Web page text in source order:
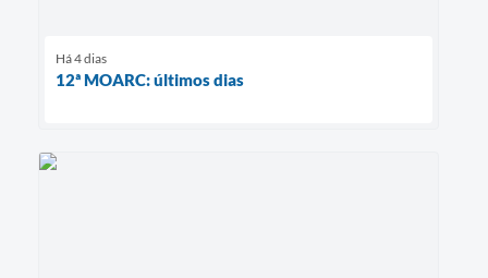
Há 4 dias
12ª MOARC: últimos dias